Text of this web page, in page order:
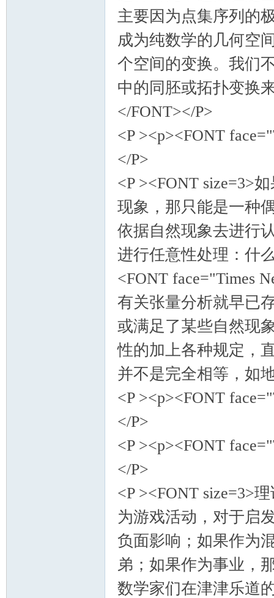
主要因为点集序列的
成为纯数学的几何空
个空间的变换。我们
中的同胚或拓扑变换
</FONT></P>
<P ><p><FONT
</P>
<P ><FONT size=3>
现象，那只能是一种
依据自然现象去进行
进行任意性处理：什
<FONT face="Times
有关张量分析就早已
或满足了某些自然现
性的加上各种规定，
并不是完全相等，如
<P ><p><FONT
</P>
<P ><p><FONT
</P>
<P ><FONT size=3>
为游戏活动，对于启
负面影响；如果作为
弟；如果作为事业，
数学家们在津津乐道